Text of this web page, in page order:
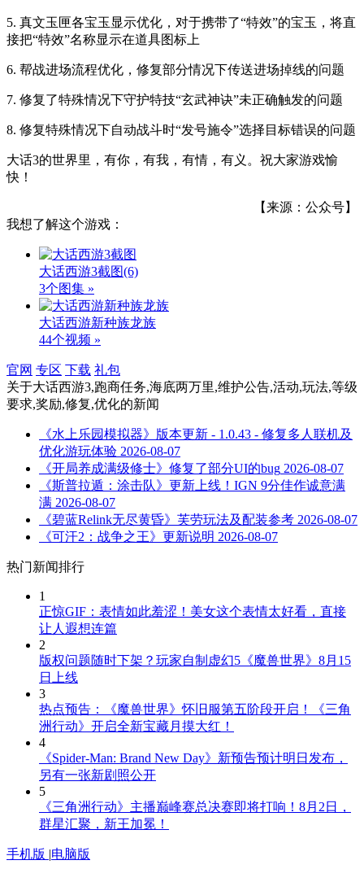
5. 真文玉匣各宝玉显示优化，对于携带了“特效”的宝玉，将直
接把“特效”名称显示在道具图标上
6. 帮战进场流程优化，修复部分情况下传送进场掉线的问题
7. 修复了特殊情况下守护特技“玄武神诀”未正确触发的问题
8. 修复特殊情况下自动战斗时“发号施令”选择目标错误的问题
大话3的世界里，有你，有我，有情，有义。祝大家游戏愉
快！
【来源：公众号】
我想了解这个游戏：
大话西游3截图(6)
3个图集 »
大话西游新种族龙族
44个视频 »
官网 专区 下载 礼包
关于大话西游3,跑商任务,海底两万里,维护公告,活动,玩法,等级
要求,奖励,修复,优化的新闻
《水上乐园模拟器》版本更新 - 1.0.43 - 修复多人联机及
优化游玩体验 2026-08-07
《开局养成满级修士》修复了部分UI的bug 2026-08-07
《斯普拉遁：涂击队》更新上线！IGN 9分佳作诚意满
满 2026-08-07
《碧蓝Relink无尽黄昏》芙劳玩法及配装参考 2026-08-07
《可汗2：战争之王》更新说明 2026-08-07
热门新闻排行
1
正惊GIF：表情如此羞涩！美女这个表情太好看，直接
让人遐想连篇
2
版权问题随时下架？玩家自制虚幻5《魔兽世界》8月15
日上线
3
热点预告：《魔兽世界》怀旧服第五阶段开启！《三角
洲行动》开启全新宝藏月摸大红！
4
《Spider-Man: Brand New Day》新预告预计明日发布，
另有一张新剧照公开
5
《三角洲行动》主播巅峰赛总决赛即将打响！8月2日，
群星汇聚，新王加冕！
手机版 |电脑版